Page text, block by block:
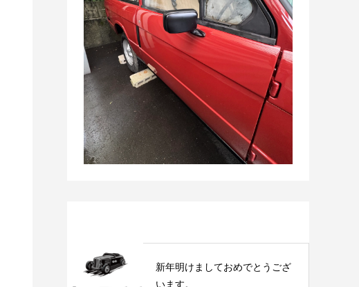
JAPAN FRANCE
新年明けましておめでとうござ
います。